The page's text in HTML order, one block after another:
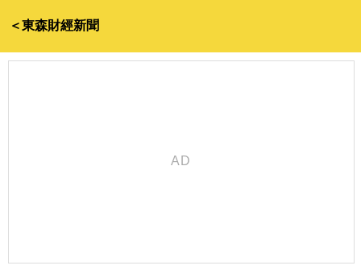
＜東森財經新聞